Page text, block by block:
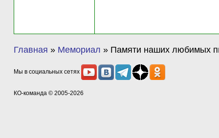
Главная » Мемориал » Памяти наших любимых
Мы в социальных сетях
КО-команда © 2005-2026